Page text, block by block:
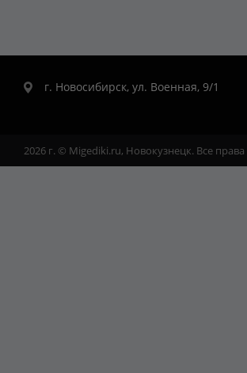
г. Новосибирск, ул. Военная, 9/1
2026 г. © Migediki.ru, Новокузнецк. Все